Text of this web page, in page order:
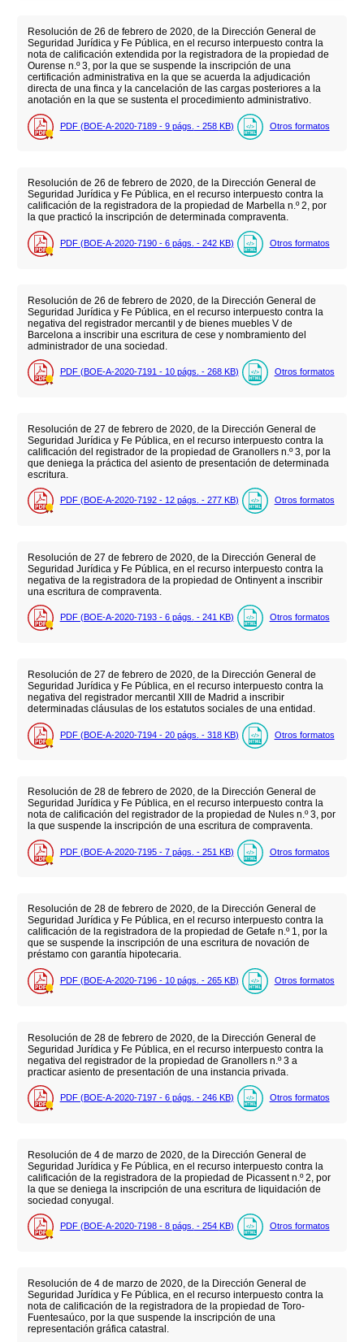
Resolución de 26 de febrero de 2020, de la Dirección General de
Seguridad Jurídica y Fe Pública, en el recurso interpuesto contra la
nota de calificación extendida por la registradora de la propiedad de
Ourense n.º 3, por la que se suspende la inscripción de una
certificación administrativa en la que se acuerda la adjudicación
directa de una finca y la cancelación de las cargas posteriores a la
anotación en la que se sustenta el procedimiento administrativo.
PDF (BOE-A-2020-7189 - 9 págs. - 258 KB) Otros formatos
Resolución de 26 de febrero de 2020, de la Dirección General de
Seguridad Jurídica y Fe Pública, en el recurso interpuesto contra la
calificación de la registradora de la propiedad de Marbella n.º 2, por
la que practicó la inscripción de determinada compraventa.
PDF (BOE-A-2020-7190 - 6 págs. - 242 KB) Otros formatos
Resolución de 26 de febrero de 2020, de la Dirección General de
Seguridad Jurídica y Fe Pública, en el recurso interpuesto contra la
negativa del registrador mercantil y de bienes muebles V de
Barcelona a inscribir una escritura de cese y nombramiento del
administrador de una sociedad.
PDF (BOE-A-2020-7191 - 10 págs. - 268 KB) Otros formatos
Resolución de 27 de febrero de 2020, de la Dirección General de
Seguridad Jurídica y Fe Pública, en el recurso interpuesto contra la
calificación del registrador de la propiedad de Granollers n.º 3, por la
que deniega la práctica del asiento de presentación de determinada
escritura.
PDF (BOE-A-2020-7192 - 12 págs. - 277 KB) Otros formatos
Resolución de 27 de febrero de 2020, de la Dirección General de
Seguridad Jurídica y Fe Pública, en el recurso interpuesto contra la
negativa de la registradora de la propiedad de Ontinyent a inscribir
una escritura de compraventa.
PDF (BOE-A-2020-7193 - 6 págs. - 241 KB) Otros formatos
Resolución de 27 de febrero de 2020, de la Dirección General de
Seguridad Jurídica y Fe Pública, en el recurso interpuesto contra la
negativa del registrador mercantil XIII de Madrid a inscribir
determinadas cláusulas de los estatutos sociales de una entidad.
PDF (BOE-A-2020-7194 - 20 págs. - 318 KB) Otros formatos
Resolución de 28 de febrero de 2020, de la Dirección General de
Seguridad Jurídica y Fe Pública, en el recurso interpuesto contra la
nota de calificación del registrador de la propiedad de Nules n.º 3, por
la que suspende la inscripción de una escritura de compraventa.
PDF (BOE-A-2020-7195 - 7 págs. - 251 KB) Otros formatos
Resolución de 28 de febrero de 2020, de la Dirección General de
Seguridad Jurídica y Fe Pública, en el recurso interpuesto contra la
calificación de la registradora de la propiedad de Getafe n.º 1, por la
que se suspende la inscripción de una escritura de novación de
préstamo con garantía hipotecaria.
PDF (BOE-A-2020-7196 - 10 págs. - 265 KB) Otros formatos
Resolución de 28 de febrero de 2020, de la Dirección General de
Seguridad Jurídica y Fe Pública, en el recurso interpuesto contra la
negativa del registrador de la propiedad de Granollers n.º 3 a
practicar asiento de presentación de una instancia privada.
PDF (BOE-A-2020-7197 - 6 págs. - 246 KB) Otros formatos
Resolución de 4 de marzo de 2020, de la Dirección General de
Seguridad Jurídica y Fe Pública, en el recurso interpuesto contra la
calificación de la registradora de la propiedad de Picassent n.º 2, por
la que se deniega la inscripción de una escritura de liquidación de
sociedad conyugal.
PDF (BOE-A-2020-7198 - 8 págs. - 254 KB) Otros formatos
Resolución de 4 de marzo de 2020, de la Dirección General de
Seguridad Jurídica y Fe Pública, en el recurso interpuesto contra la
nota de calificación de la registradora de la propiedad de Toro-
Fuentesaúco, por la que suspende la inscripción de una
representación gráfica catastral.